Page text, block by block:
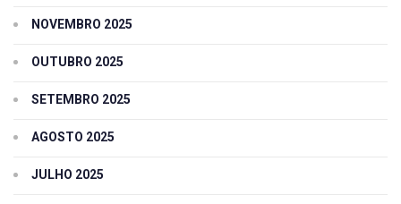
NOVEMBRO 2025
OUTUBRO 2025
SETEMBRO 2025
AGOSTO 2025
JULHO 2025